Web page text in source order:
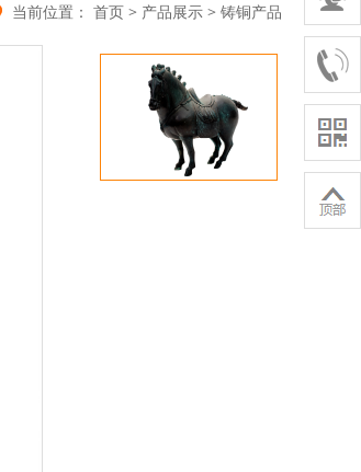
当前位置： 首页 > 产品展示 > 铸铜产品